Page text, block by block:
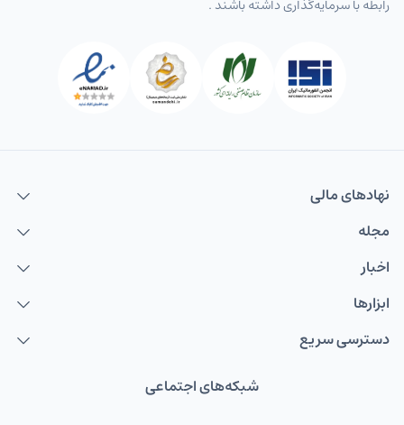
رابطه با سرمایه‌گذاری داشته باشند .
نهاد‌های مالی
مجله
اخبار
ابزارها
دسترسی سریع
شبکه‌های اجتماعی